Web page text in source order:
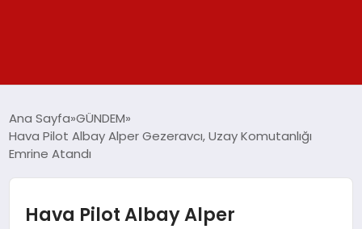
SPOR
Ana Sayfa GÜNDEM
Hava Pilot Albay Alper Gezeravcı, Uzay Komutanlığı
Emrine Atandı
Hava Pilot Albay Alper